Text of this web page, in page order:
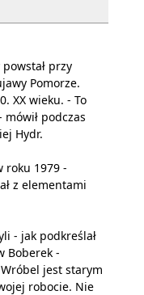
przy
Pomorze.
XX wieku. - To
podczas
Hydr.
roku 1979 -
z elementami
- jak podkreślał
Boberek -
jest starym
robocie. Nie